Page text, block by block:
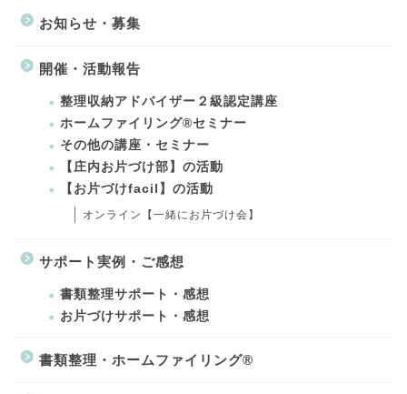
お知らせ・募集
開催・活動報告
整理収納アドバイザー２級認定講座
ホームファイリング®セミナー
その他の講座・セミナー
【庄内お片づけ部】の活動
【お片づけfacil】の活動
オンライン【一緒にお片づけ会】
サポート実例・ご感想
書類整理サポート・感想
お片づけサポート・感想
書類整理・ホームファイリング®